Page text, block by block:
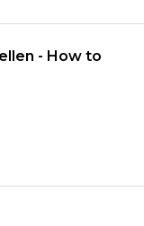
- How to